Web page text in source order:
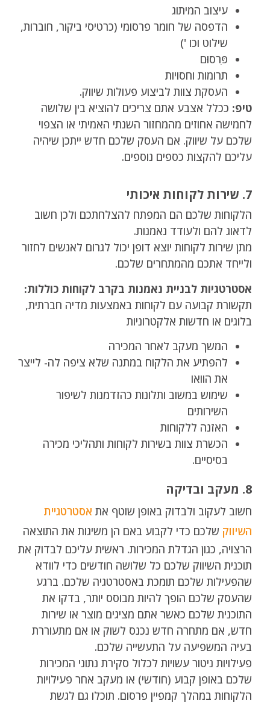
עיצוב המיתוג
הדפסה של חומר פרסומי (כרטיסי ביקור, חוברות,
שילוט וכו ')
פִּרסוּם
תרומות וחסויות
העסקת צוות לביצוע פעולות שיווק.
טיפ: ככלל אצבע אתם צריכים להוציא בין שלושה
לחמישה אחוזים מהמחזור השנתי האמיתי או הצפוי
שלכם על שיווק. אם העסק שלכם חדש ייתכן שיהיה
עליכם להקצות כספים נוספים.
7. שירות לקוחות איכותי
הלקוחות שלכם הם המפתח להצלחתכם ולכן חשוב
לדאוג להם ולעודד נאמנות.
מתן שירות לקוחות יוצא דופן יכול לגרום לאנשים לחזור
ולייחד אתכם מהמתחרים שלכם.
אסטרטגיות לבניית נאמנות בקרב לקוחות כוללות:
תקשורת קבועה עם לקוחות באמצעות מדיה חברתית,
בלוגים או חדשות אלקטרוניות
המשך מעקב לאחר המכירה
להפתיע את הלקוח במתנה שלא ציפה לה- לייצר
את הוואו
שימוש במשוב ותלונות כהזדמנות לשיפור
השירותים
האזנה ללקוחות
הכשרת צוות בשירות לקוחות ותהליכי מכירה
בסיסיים.
8. מעקב ובדיקה
חשוב לעקוב ולבדוק באופן שוטף את אסטרטגיית
השיווק שלכם כדי לקבוע באם הן משיגות את התוצאה
הרצויה, כגון הגדלת המכירות. ראשית עליכם לבדוק את
תוכנית השיווק שלכם כל שלושה חודשים כדי לוודא
שהפעילות שלכם תומכת באסטרטגיה שלכם. ברגע
שהעסק שלכם הופך להיות מבוסס יותר, בדקו את
התוכנית שלכם כאשר אתם מציגים מוצר או שירות
חדש, אם מתחרה חדש נכנס לשוק או אם מתעוררת
בעיה המשפיעה על התעשייה שלכם.
פעילויות ניטור עשויות לכלול סקירת נתוני המכירות
שלכם באופן קבוע (חודשי) או מעקב אחר פעילויות
הלקוחות במהלך קמפיין פרסום. תוכלו גם לגשת